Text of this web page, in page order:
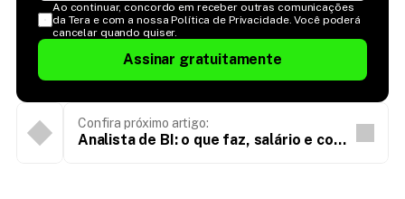
Ao continuar, concordo em receber outras comunicações
da Tera e com a nossa Política de Privacidade. Você poderá
cancelar quando quiser.
Assinar gratuitamente
Confira próximo artigo:
Analista de BI: o que faz, salário e como